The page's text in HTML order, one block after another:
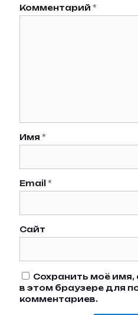
Комментарий *
Имя *
Email *
Сайт
Сохранить моё имя,
в этом браузере для
комментариев.